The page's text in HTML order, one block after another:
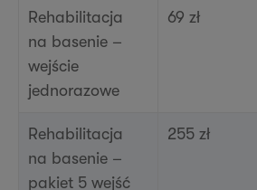
Rehabilitacja
na basenie –
wejście
jednorazowe
69 zł
Rehabilitacja
na basenie –
pakiet 5 wejść
255 zł